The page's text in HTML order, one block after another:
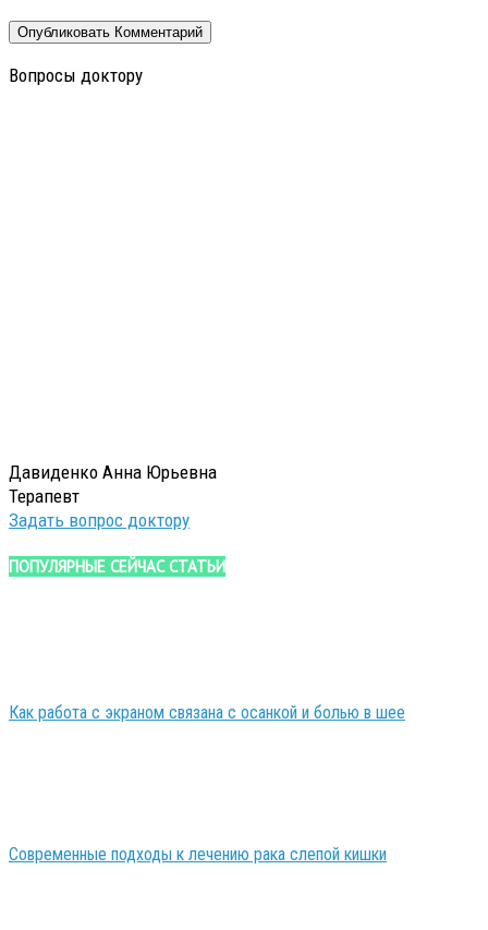
Вопросы доктору
Давиденко Анна Юрьевна
Терапевт
Задать вопрос доктору
ПОПУЛЯРНЫЕ СЕЙЧАС СТАТЬИ
Как работа с экраном связана с осанкой и болью в шее
Современные подходы к лечению рака слепой кишки